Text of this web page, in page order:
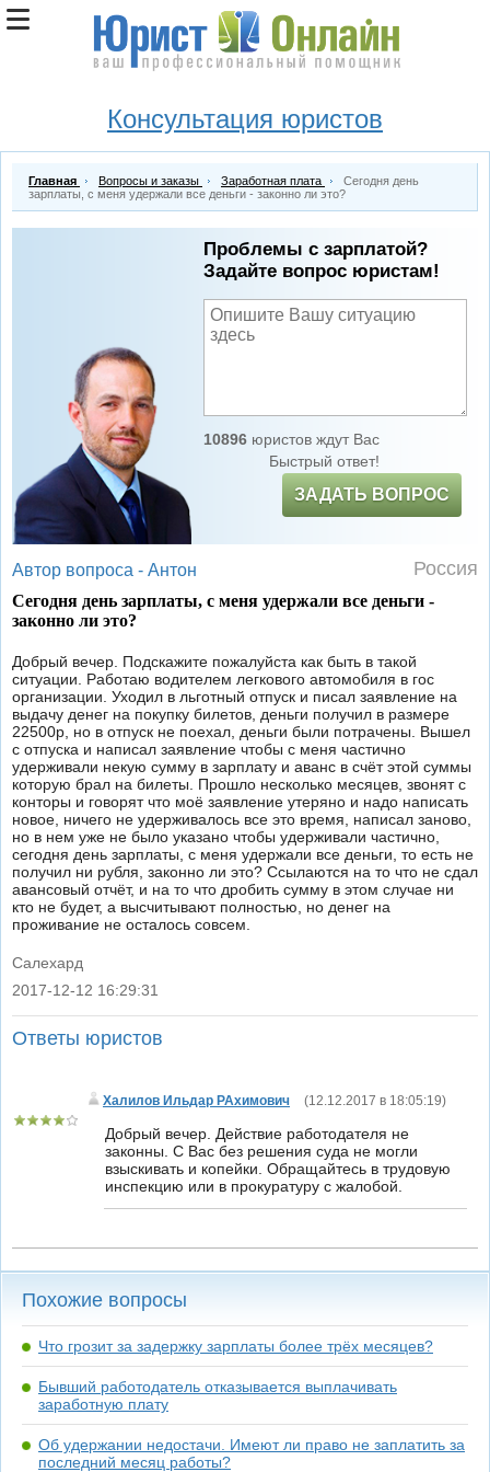
Консультация юристов
Главная Вопросы и заказы Заработная плата
Сегодня день
зарплаты, с меня удержали все деньги - законно ли это?
Проблемы с зарплатой?
Задайте вопрос юристам!
10896юристов ждут Вас
Быстрый ответ!
ЗАДАТЬ ВОПРОС
Автор вопроса - Антон Россия
Сегодня день зарплаты, с меня удержали все деньги -
законно ли это?
Добрый вечер. Подскажите пожалуйста как быть в такой
ситуации. Работаю водителем легкового автомобиля в гос
организации. Уходил в льготный отпуск и писал заявление на
выдачу денег на покупку билетов, деньги получил в размере
22500р, но в отпуск не поехал, деньги были потрачены. Вышел
с отпуска и написал заявление чтобы с меня частично
удерживали некую сумму в зарплату и аванс в счёт этой суммы
которую брал на билеты. Прошло несколько месяцев, звонят с
конторы и говорят что моё заявление утеряно и надо написать
новое, ничего не удерживалось все это время, написал заново,
но в нем уже не было указано чтобы удерживали частично,
сегодня день зарплаты, с меня удержали все деньги, то есть не
получил ни рубля, законно ли это? Ссылаются на то что не сдал
авансовый отчёт, и на то что дробить сумму в этом случае ни
кто не будет, а высчитывают полностью, но денег на
проживание не осталось совсем.
Салехард
|
2017-12-12 16:29:31
Ответы юристов
Халилов Ильдар РАхимович (12.12.2017 в 18:05:19)
Добрый вечер. Действие работодателя не
законны. С Вас без решения суда не могли
взыскивать и копейки. Обращайтесь в трудовую
инспекцию или в прокуратуру с жалобой.
Похожие вопросы
Что грозит за задержку зарплаты более трёх месяцев?
Бывший работодатель отказывается выплачивать
заработную плату
Об удержании недостачи. Имеют ли право не заплатить за
последний месяц работы?